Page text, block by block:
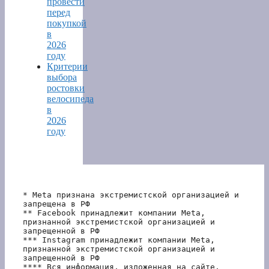
перед
покупкой
в
2026
году
Критерии
выбора
ростовки
велосипеда
в
2026
году
* Meta признана экстремистской организацией и
запрещена в РФ
** Facebook принадлежит компании Meta,
признанной экстремистской организацией и
запрещенной в РФ
*** Instagram принадлежит компании Meta,
признанной экстремистской организацией и
запрещенной в РФ
**** Вся информация, изложенная на сайте,